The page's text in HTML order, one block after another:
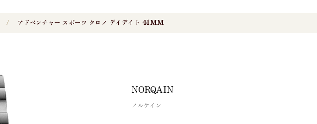
アドベンチャー スポーツ クロノ デイデイト 41MM
NORQAIN
ノルケイン